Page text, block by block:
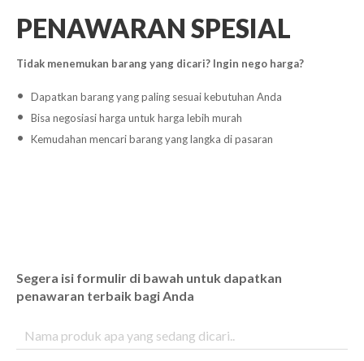
PENAWARAN SPESIAL
Tidak menemukan barang yang dicari? Ingin nego harga?
Dapatkan barang yang paling sesuai kebutuhan Anda
Bisa negosiasi harga untuk harga lebih murah
Kemudahan mencari barang yang langka di pasaran
Segera isi formulir di bawah untuk dapatkan
penawaran terbaik bagi Anda